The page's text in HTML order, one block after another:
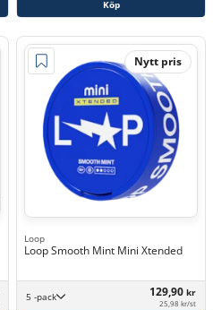
Köp
Nytt pris
Loop
Loop Smooth Mint Mini Xtended
5 -pack 129,90 kr
25,98 kr/st